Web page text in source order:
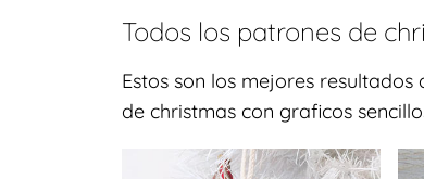
Todos los patrones de
Estos son los mejores
de christmas con graficos